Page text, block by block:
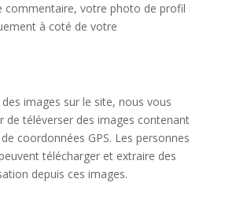
commentaire, votre photo de profil
à coté de votre
images sur le site, nous vous
de téléverser des images contenant
coordonnées GPS. Les personnes
télécharger et extraire des
depuis ces images.